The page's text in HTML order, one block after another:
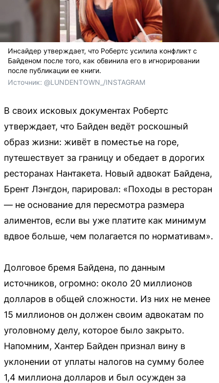
Инсайдер утверждает, что Робертс усилила конфликт с
Байденом после того, как обвинила его в игнорировании
после публикации ее книги.
Источник: @LUNDENTOWN_/INSTAGRAM
В своих исковых документах Робертс
утверждает, что Байден ведёт роскошный
образ жизни: живёт в поместье на горе,
путешествует за границу и обедает в дорогих
ресторанах Нантакета. Новый адвокат Байдена,
Брент Лэнгдон, парировал: «Походы в ресторан
— не основание для пересмотра размера
алиментов, если вы уже платите как минимум
вдвое больше, чем полагается по нормативам».
Долговое бремя Байдена, по данным
источников, огромно: около 20 миллионов
долларов в общей сложности. Из них не менее
15 миллионов он должен своим адвокатам по
уголовному делу, которое было закрыто.
Напомним, Хантер Байден признал вину в
уклонении от уплаты налогов на сумму более
1,4 миллиона долларов и был осужден за